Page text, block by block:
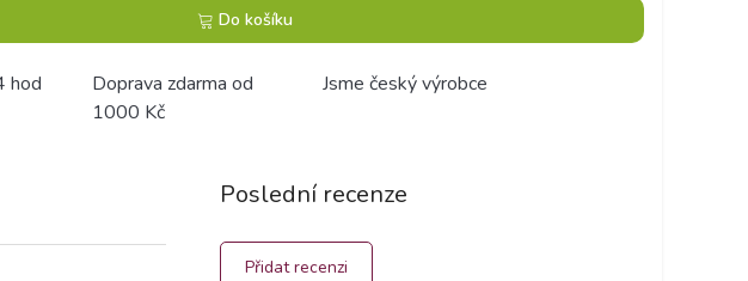
Do košíku
hod
Doprava zdarma od
1000 Kč
Jsme český výrobce
Poslední recenze
Přidat recenzi